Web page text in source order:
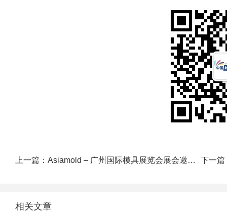
上一篇： Asiamold – 广州国际模具展览会展会邀请函 下一篇
相关文章